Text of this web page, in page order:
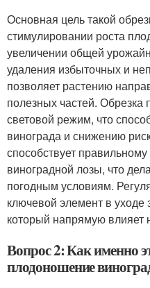
Основная цель такой
стимулировании роста
увеличении общей
удаления избыточных и
позволяет растению
полезных частей. Обрезка
световой режим, что
винограда и снижению
способствует
виноградной лозы, что
погодным условиям.
ключевой элемент в уходе
который напрямую влияет
Вопрос 2: Как именно
плодоношение